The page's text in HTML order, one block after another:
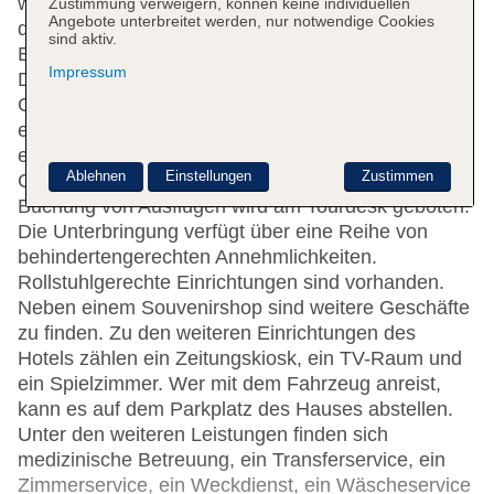
deutschsprachigen Personal herzlich begrüßt. Das
Ein- und Auschecken ist rund um die Uhr möglich.
Die Einrichtung des Hauses umfasst eine
Garderobe, eine Gepäckaufbewahrung, einen Safe,
eine Wechselstube, einen Geldautomaten und
einen Getränkeautomaten. Per WLAN erhalten die
Gäste Zugang zum Internet. Hilfestellung bei der
Buchung von Ausflügen wird am Tourdesk geboten.
Die Unterbringung verfügt über eine Reihe von
behindertengerechten Annehmlichkeiten.
Rollstuhlgerechte Einrichtungen sind vorhanden.
Neben einem Souvenirshop sind weitere Geschäfte
zu finden. Zu den weiteren Einrichtungen des
Hotels zählen ein Zeitungskiosk, ein TV-Raum und
ein Spielzimmer. Wer mit dem Fahrzeug anreist,
kann es auf dem Parkplatz des Hauses abstellen.
Unter den weiteren Leistungen finden sich
medizinische Betreuung, ein Transferservice, ein
Zimmerservice, ein Weckdienst, ein Wäscheservice
Angebote unterbreitet werden, nur notwendige Cookies
sind aktiv.
Impressum
Zustimmen
Ablehnen Einstellungen